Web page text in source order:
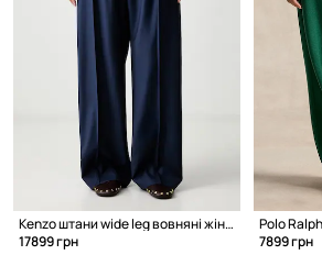
Kenzo штани wide leg вовняні жіночі
17899 грн
7899 грн